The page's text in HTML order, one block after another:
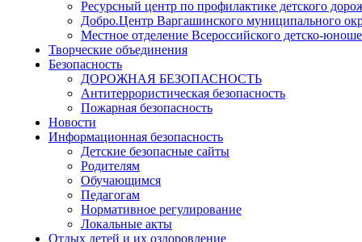
Ресурсный центр по профилактике детского
Добро.Центр Варгашинского муниципального
Местное отделение Всероссийского детско-
Творческие объединения
Безопасность
ДОРОЖНАЯ БЕЗОПАСНОСТЬ
Антитеррористическая безопасность
Пожарная безопасность
Новости
Информационная безопасность
Детские безопасные сайты
Родителям
Обучающимся
Педагогам
Нормативное регулирование
Локальные акты
Отдых детей и их оздоровление